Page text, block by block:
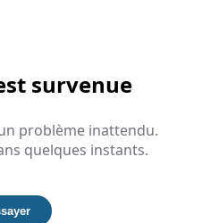
survenue
problème inattendu.
quelques instants.